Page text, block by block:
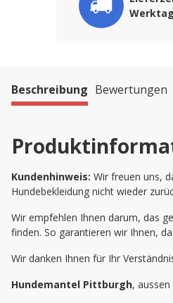
Beschreibung Bewertungen
Kundenhinweis: Wir freuen uns,
Hundebekleidung nicht wieder
Wir empfehlen Ihnen darum, das
finden. So garantieren wir Ihnen,
Wir danken Ihnen für Ihr
Hundemantel Pittburgh,